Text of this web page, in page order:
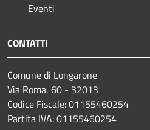
Eventi
CONTATTI
Comune di Longarone
Via Roma, 60 - 32013
Codice Fiscale: 01155460254
Partita IVA: 01155460254